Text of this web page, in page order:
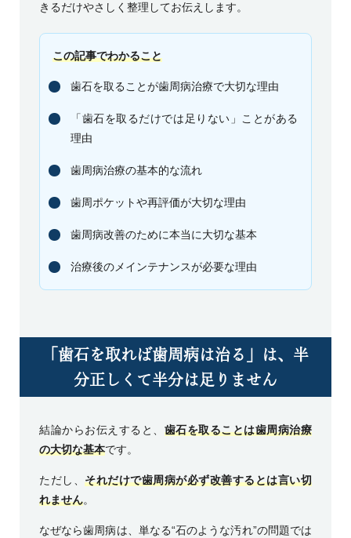
きるだけやさしく整理してお伝えします。
この記事でわかること
歯石を取ることが歯周病治療で大切な理由
「歯石を取るだけでは足りない」ことがある
理由
歯周病治療の基本的な流れ
歯周ポケットや再評価が大切な理由
歯周病改善のために本当に大切な基本
治療後のメインテナンスが必要な理由
「歯石を取れば歯周病は治る」は、半
分正しくて半分は足りません
結論からお伝えすると、 歯石を取ることは歯周病治療
の大切な基本です。
ただし、それだけで歯周病が必ず改善するとは言い切
れません。
なぜなら歯周病は、単なる“石のような汚れ”の問題では